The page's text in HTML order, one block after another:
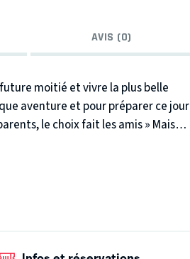
AVIS (0)
moitié et vivre la plus belle
aventure et pour préparer ce jour
le choix fait les amis » Mais
vrai voyage ! En Amérique latine, à
meilleurs animateurs pour cette
remontez le temps et vivez les
sont là pour un spectacle